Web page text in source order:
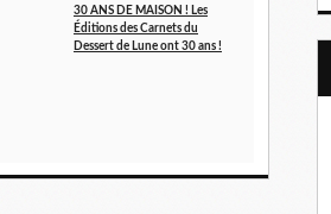
30 ANS DE MAISON ! Les
Éditions des Carnets du
Dessert de Lune ont 30 ans !